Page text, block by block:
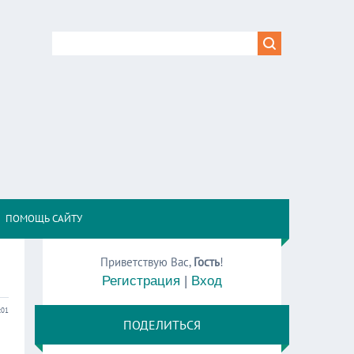
ПОМОЩЬ САЙТУ
Приветствую Вас, Гость!
Регистрация | Вход
ПОДЕЛИТЬСЯ